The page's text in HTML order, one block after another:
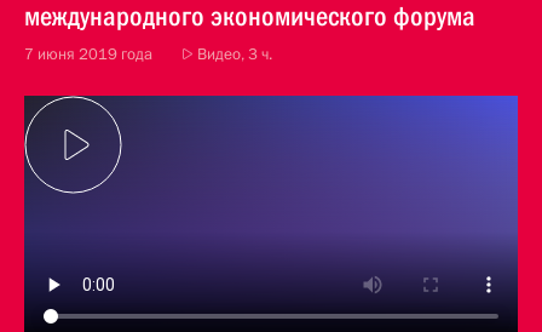
международного экономического форума
7 июня 2019 года Видео, 3 ч.